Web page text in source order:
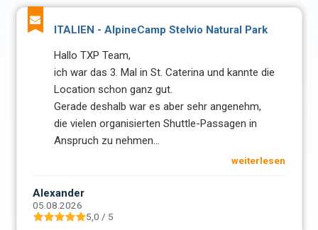
Stelvio Natural Park
in St. Caterina und kannte die
es aber sehr angenehm,
Shuttle-Passagen in
MTB
Mein Sohn
gemacht! Er war
auch schon im